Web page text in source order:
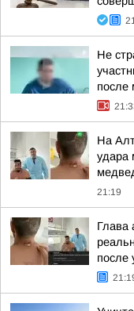
Не
после
На
удара
21:19
Глава
после